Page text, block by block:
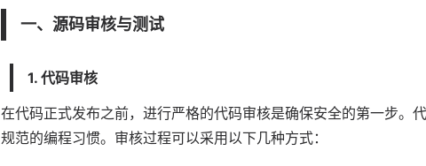
一、源码审核与测试
1. 代码审核
在代码正式发布之前，进行严格的代码审核是确保安全的第一步。
规范的编程习惯。审核过程可以采用以下几种方式：